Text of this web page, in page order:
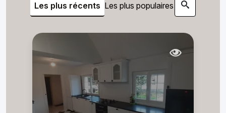
Les plus récents Les plus populaires